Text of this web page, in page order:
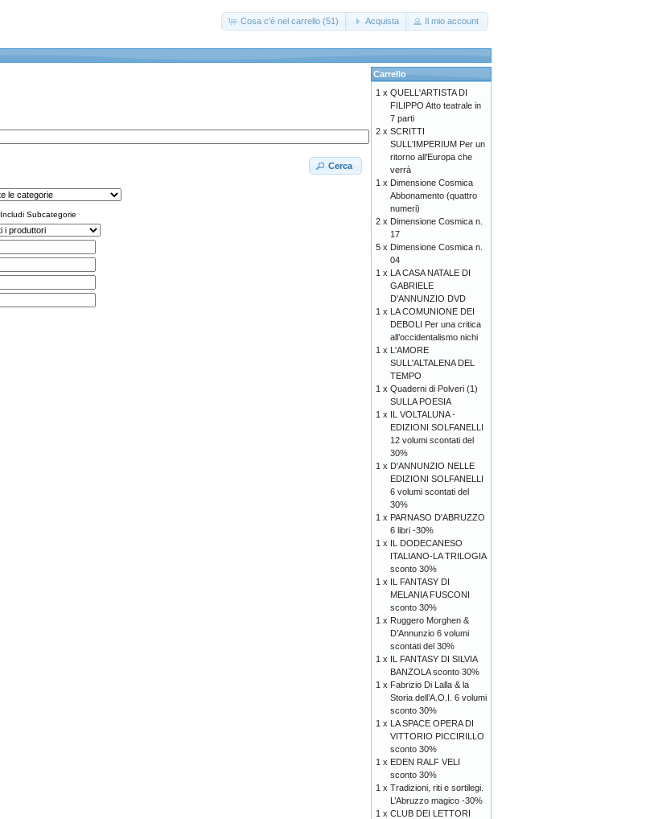
Cosa c'è nel carrello (51) Acquista Il mio account
Cerca
Includi Subcategorie
Carrello
1 x QUELL'ARTISTA DI
FILIPPO Atto teatrale in
7 parti
2 x SCRITTI
SULL'IMPERIUM Per un
ritorno all’Europa che
verrà
1 x Dimensione Cosmica
Abbonamento (quattro
numeri)
2 x Dimensione Cosmica n.
17
5 x Dimensione Cosmica n.
04
1 x LA CASA NATALE DI
GABRIELE
D'ANNUNZIO DVD
1 x LA COMUNIONE DEI
DEBOLI Per una critica
all’occidentalismo nichi
1 x L'AMORE
SULL'ALTALENA DEL
TEMPO
1 x Quaderni di Polveri (1)
SULLA POESIA
1 x IL VOLTALUNA -
EDIZIONI SOLFANELLI
12 volumi scontati del
30%
1 x D'ANNUNZIO NELLE
EDIZIONI SOLFANELLI
6 volumi scontati del
30%
1 x PARNASO D'ABRUZZO
6 libri -30%
1 x IL DODECANESO
ITALIANO-LA TRILOGIA
sconto 30%
1 x IL FANTASY DI
MELANIA FUSCONI
sconto 30%
1 x Ruggero Morghen &
D’Annunzio 6 volumi
scontati del 30%
1 x IL FANTASY DI SILVIA
BANZOLA sconto 30%
1 x Fabrizio Di Lalla & la
Storia dell’A.O.I. 6 volumi
sconto 30%
1 x LA SPACE OPERA DI
VITTORIO PICCIRILLO
sconto 30%
1 x EDEN RALF VELI
sconto 30%
1 x Tradizioni, riti e sortilegi.
L’Abruzzo magico -30%
1 x CLUB DEI LETTORI